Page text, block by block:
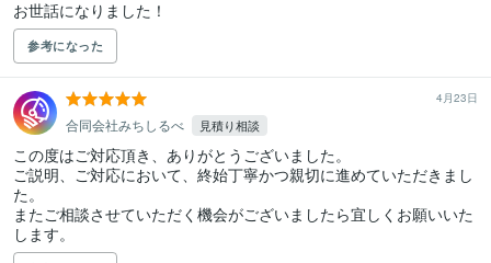
お世話になりました！
参考になった
4月23日
合同会社みちしるべ 見積り相談
この度はご対応頂き、ありがとうございました。
ご説明、ご対応において、終始丁寧かつ親切に進めていただきまし
た。
またご相談させていただく機会がございましたら宜しくお願いいた
します。